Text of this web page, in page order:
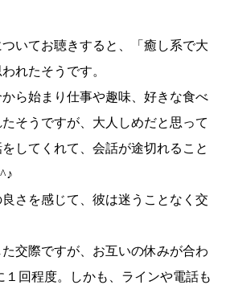
いてお聴きすると、
「癒し系で大
れたそうです。
ら始まり仕事や趣味、好きな食べ
そうですが、 大人しめだと思って
してくれて、会話が途切れること
さを感じて、彼は迷うことなく交
交際ですが、お互いの休みが合わ
１回程度。しかも、ラインや電話も